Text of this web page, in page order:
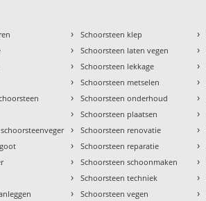
› Schoorsteen klep
› Schoorsteen laten vegen
› Schoorsteen lekkage
› Schoorsteen metselen
› Schoorsteen onderhoud
› Schoorsteen plaatsen
› Schoorsteen renovatie
› Schoorsteen reparatie
› Schoorsteen schoonmaken
› Schoorsteen techniek
› Schoorsteen vegen
›
›
›
›
›
›
›
›
›
›
›